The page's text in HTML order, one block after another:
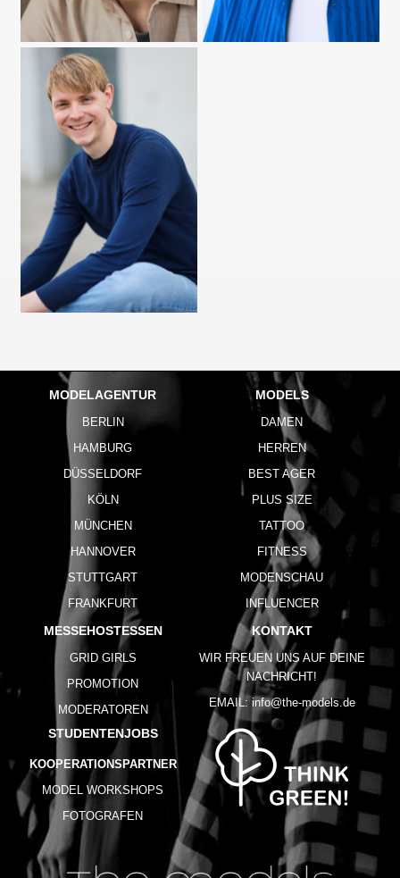
MODELAGENTUR
BERLIN
HAMBURG
DÜSSELDORF
KÖLN
MÜNCHEN
HANNOVER
STUTTGART
FRANKFURT
MODELS
DAMEN
HERREN
BEST AGER
PLUS SIZE
TATTOO
FITNESS
MODENSCHAU
INFLUENCER
MESSEHOSTESSEN
GRID GIRLS
PROMOTION
MODERATOREN
STUDENTENJOBS
KOOPERATIONSPARTNER
MODEL WORKSHOPS
FOTOGRAFEN
KONTAKT
WIR FREUEN UNS AUF DEINE
NACHRICHT!
EMAIL: info@the-models.de